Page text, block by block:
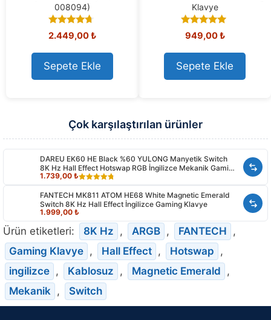
008094)
4.50
out of 5
2.449,00₺
Sepete Ekle
Klavye
4.86
out of 5
949,00₺
Sepete Ekle
Çok karşılaştırılan ürünler
DAREU EK60 HE Black %60 YULONG Manyetik Switch
8K Hz Hall Effect Hotswap RGB İngilizce Mekanik Gaming
Klavye
1.739,00 ₺
4.80out
of 5
FANTECH MK811 ATOM HE68 White Magnetic Emerald
Switch 8K Hz Hall Effect İngilizce Gaming Klavye
1.999,00 ₺
Ürün etiketleri: 8K Hz , ARGB , FANTECH ,
Gaming Klavye , Hall Effect , Hotswap ,
ingilizce , Kablosuz , Magnetic Emerald ,
Mekanik , Switch